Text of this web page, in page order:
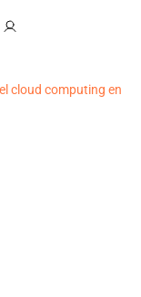
cloud computing en